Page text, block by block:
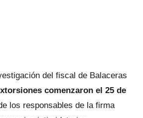
del fiscal de Balaceras
comenzaron el 25 de
los responsables de la firma